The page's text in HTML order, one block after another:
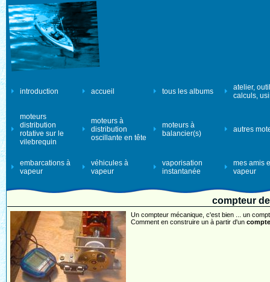
introduction accueil tous les albums
atelier,
calculs,
moteurs
distribution
rotative sur le
vilebrequin
moteurs à
distribution
oscillante en tête
moteurs à
balancier(s)
autres
embarcations à
vapeur
véhicules à
vapeur
vaporisation
instantanée
mes amis
vapeur
compteur
Un compteur mécanique, c'est bien ... un
Comment en construire un à partir d'un